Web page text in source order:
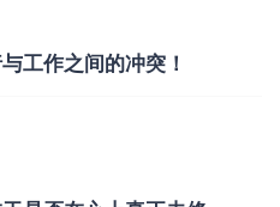
工作之间的冲突！